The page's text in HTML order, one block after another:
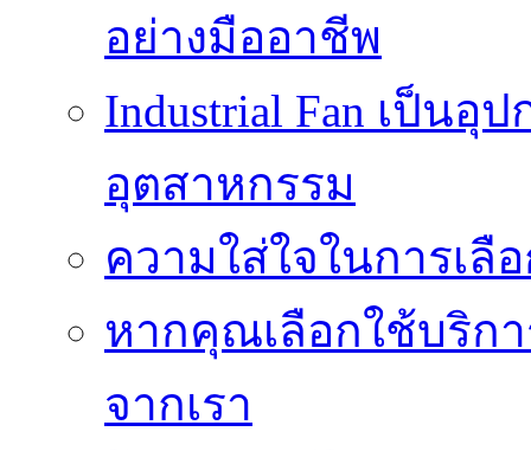
อย่างมืออาชีพ
Industrial Fan เป็น
อุตสาหกรรม
ความใส่ใจในการเ
หากคุณเลือกใช้บริก
จากเรา